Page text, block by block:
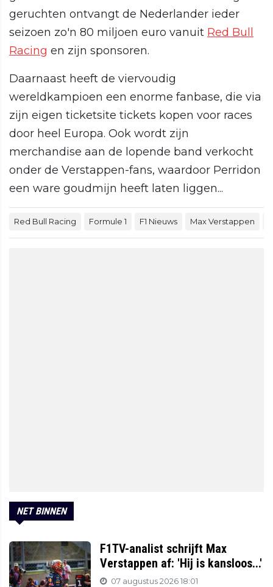
geruchten ontvangt de Nederlander ieder
seizoen zo'n 80 miljoen euro vanuit Red Bull
Racing en zijn sponsoren.
Daarnaast heeft de viervoudig
wereldkampioen een enorme fanbase, die via
zijn eigen ticketsite tickets kopen voor races
door heel Europa. Ook wordt zijn
merchandise aan de lopende band verkocht
onder de Verstappen-fans, waardoor Perridon
een ware goudmijn heeft laten liggen...
Red Bull Racing Formule 1 F1 Nieuws Max Verstappen
NET BINNEN
F1TV-analist schrijft Max
Verstappen af: 'Hij is kansloos...'
07 augustus 2026 18:01